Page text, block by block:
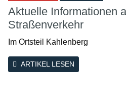
Aktuelle Informationen
Straßenverkehr
Im Ortsteil Kahlenberg
ARTIKEL LESEN